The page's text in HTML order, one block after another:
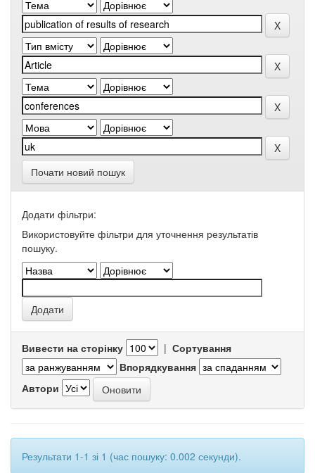
Почати новий пошук
Додати фільтри:
Використовуйте фільтри для уточнення результатів
пошуку.
Вивести на сторінку | Сортування
Впорядкування
Автори
Результати 1-1 зі 1 (час пошуку: 0.002 секунди).